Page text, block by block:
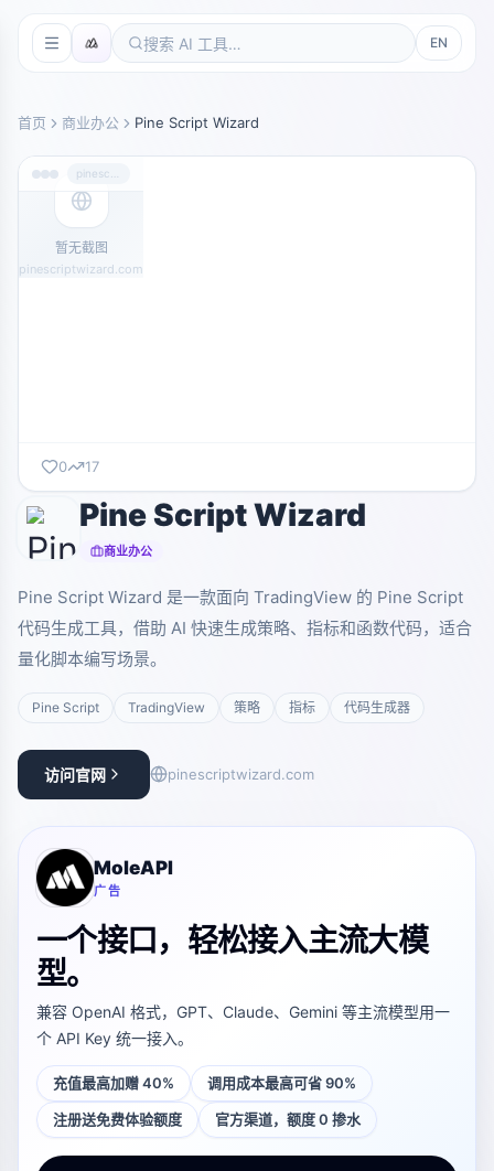
EN
首页 商业办公 Pine Script Wizard
暂无截图
pinescriptwizard.com
0 17
Pine Script Wizard
商业办公
Pine Script Wizard 是一款面向 TradingView 的 Pine Script
代码生成工具，借助 AI 快速生成策略、指标和函数代码，适合
量化脚本编写场景。
Pine Script TradingView 策略 指标 代码生成器
访问官网 pinescriptwizard.com
MoleAPI
广告
一个接口，轻松接入主流大模
型。
兼容 OpenAI 格式，GPT、Claude、Gemini 等主流模型用一
个 API Key 统一接入。
充值最高加赠 40% 调用成本最高可省 90%
注册送免费体验额度 官方渠道，额度 0 掺水